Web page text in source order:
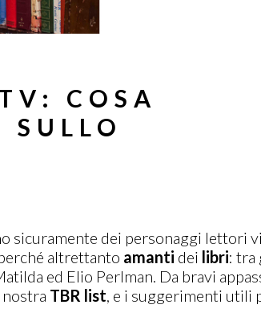
COSA
SULLO
sicuramente dei personaggi lettori
altrettanto amanti dei libri: tra
ed Elio Perlman. Da bravi
TBR list, e i suggerimenti utili